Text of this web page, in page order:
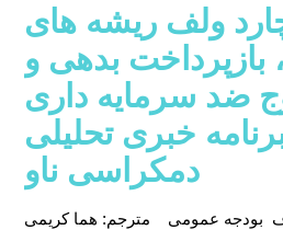
ولف ریشه های
بازپرداخت بدهی و
ضد سرمایه داری
خبری تحلیلی
دمکراسی ناو
مترجم: هما کریمی
بودجه عمومی